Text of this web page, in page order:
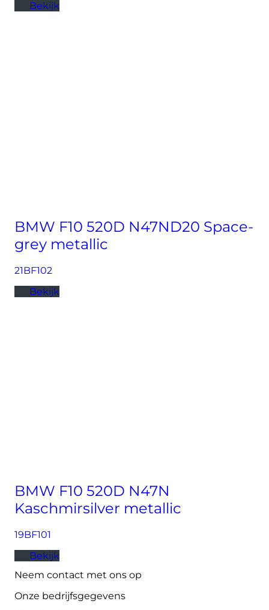
Bekijk
BMW F10 520D N47ND20 Space-
grey metallic
21BF102
Bekijk
BMW F10 520D N47N
Kaschmirsilver metallic
19BF101
Bekijk
Neem contact met ons op
Onze bedrijfsgegevens